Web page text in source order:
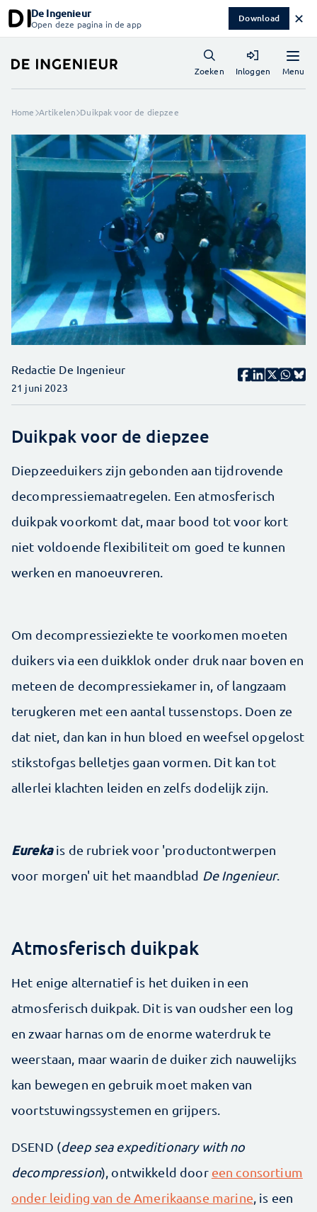
De Ingenieur
Open deze pagina in de app Download ✕
Menu
Zoeken Inloggen
Home Artikelen Duikpak voor de diepzee
Redactie De Ingenieur
21 juni 2023
Duikpak voor de diepzee
Diepzeeduikers zijn gebonden aan tijdrovende
decompressiemaatregelen. Een atmosferisch
duikpak voorkomt dat, maar bood tot voor kort
niet voldoende flexibiliteit om goed te kunnen
werken en manoeuvreren.
Om decompressieziekte te voorkomen moeten
duikers via een duikklok onder druk naar boven en
meteen de decompressiekamer in, of langzaam
terugkeren met een aantal tussenstops. Doen ze
dat niet, dan kan in hun bloed en weefsel opgelost
stikstofgas belletjes gaan vormen. Dit kan tot
allerlei klachten leiden en zelfs dodelijk zijn.
Eureka is de rubriek voor 'productontwerpen
voor morgen' uit het maandblad De Ingenieur.
Atmosferisch duikpak
Het enige alternatief is het duiken in een
atmosferisch duikpak. Dit is van oudsher een log
en zwaar harnas om de enorme waterdruk te
weerstaan, maar waarin de duiker zich nauwelijks
kan bewegen en gebruik moet maken van
voortstuwingssystemen en grijpers.
DSEND (deep sea expeditionary with no
decompression), ontwikkeld door een consortium
onder leiding van de Amerikaanse marine , is een